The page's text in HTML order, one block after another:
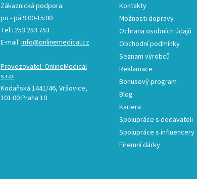
Zákaznická podpora:
po - pá 9:00-15:00
Tel.: 253 253 753
E-mail: info@onlinemedical.cz
Provozovatel: OnlineMedical
s.r.o.
Kodaňská 1441/46, Vršovice,
101 00 Praha 10
Kontakty
Možnosti dopravy
Ochrana osobních údajů
Obchodní podmínky
Seznam výrobců
Reklamace
Bonusový program
Blog
Kariera
Spolupráce s dodavateli
Spolupráce s influencery
Firemní dárky